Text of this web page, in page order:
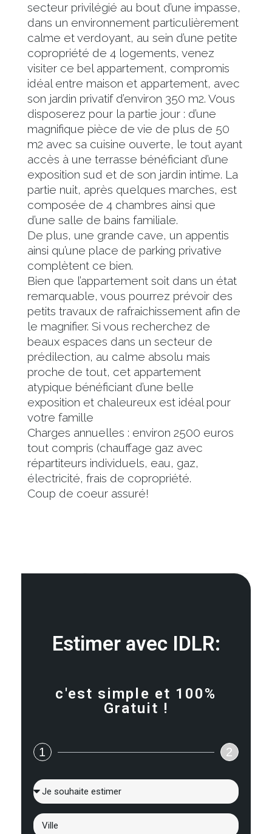
secteur privilégié au bout d’une impasse,
dans un environnement particulièrement
calme et verdoyant, au sein d’une petite
copropriété de 4 logements, venez
visiter ce bel appartement, compromis
idéal entre maison et appartement, avec
son jardin privatif d’environ 350 m2. Vous
disposerez pour la partie jour : d’une
magnifique pièce de vie de plus de 50
m2 avec sa cuisine ouverte, le tout ayant
accès à une terrasse bénéficiant d’une
exposition sud et de son jardin intime. La
partie nuit, après quelques marches, est
composée de 4 chambres ainsi que
d’une salle de bains familiale.
De plus, une grande cave, un appentis
ainsi qu’une place de parking privative
complètent ce bien.
Bien que l’appartement soit dans un état
remarquable, vous pourrez prévoir des
petits travaux de rafraichissement afin de
le magnifier. Si vous recherchez de
beaux espaces dans un secteur de
prédilection, au calme absolu mais
proche de tout, cet appartement
atypique bénéficiant d’une belle
exposition et chaleureux est idéal pour
votre famille
Charges annuelles : environ 2500 euros
tout compris (chauffage gaz avec
répartiteurs individuels, eau, gaz,
électricité, frais de copropriété.
Coup de coeur assuré!
Estimer avec IDLR:
c'est simple et 100%
Gratuit !
1 2